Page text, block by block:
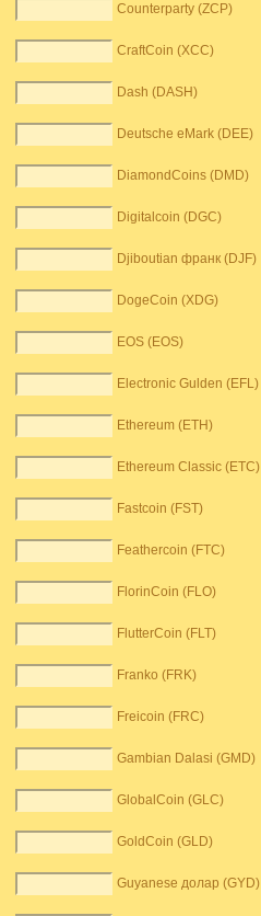
Counterparty (ZCP)
CraftCoin (XCC)
Dash (DASH)
Deutsche eMark (DEE)
DiamondCoins (DMD)
Digitalcoin (DGC)
Djiboutian франк (DJF)
DogeCoin (XDG)
EOS (EOS)
Electronic Gulden (EFL)
Ethereum (ETH)
Ethereum Classic (ETC)
Fastcoin (FST)
Feathercoin (FTC)
FlorinCoin (FLO)
FlutterCoin (FLT)
Franko (FRK)
Freicoin (FRC)
Gambian Dalasi (GMD)
GlobalCoin (GLC)
GoldCoin (GLD)
Guyanese долар (GYD)